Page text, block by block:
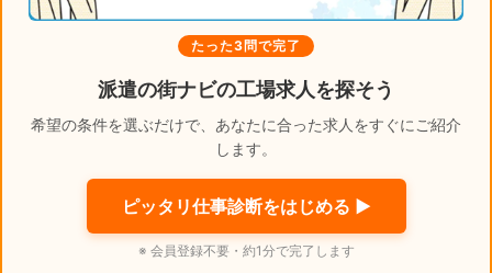
たった3問で完了
派遣の街ナビの工場求人を探そう
希望の条件を選ぶだけで、あなたに合った求人をすぐにご紹介
します。
ピッタリ仕事診断をはじめる ▶
※ 会員登録不要・約1分で完了します